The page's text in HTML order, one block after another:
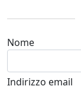
Nome
Indirizzo email